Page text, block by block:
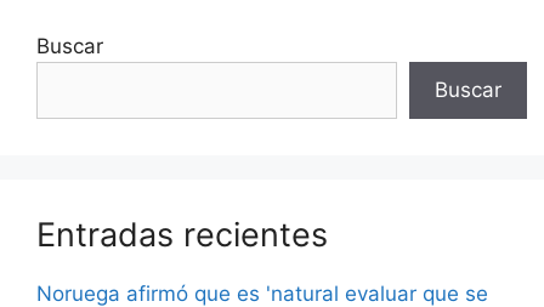
Buscar
Buscar
Entradas recientes
Noruega afirmó que es 'natural evaluar que se